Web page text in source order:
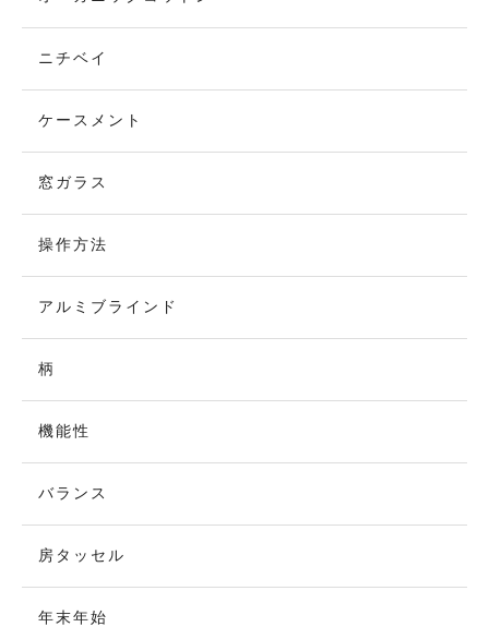
ニチベイ
ケースメント
窓ガラス
操作方法
アルミブラインド
柄
機能性
バランス
房タッセル
年末年始